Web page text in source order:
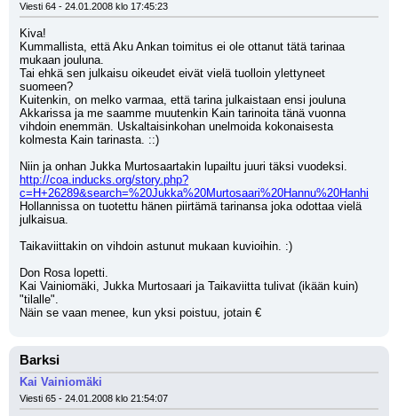
Viesti 64 - 24.01.2008 klo 17:45:23
Kiva!
Kummallista, että Aku Ankan toimitus ei ole ottanut tätä tarinaa
mukaan jouluna.
Tai ehkä sen julkaisu oikeudet eivät vielä tuolloin ylettyneet
suomeen?
Kuitenkin, on melko varmaa, että tarina julkaistaan ensi jouluna
Akkarissa ja me saamme muutenkin Kain tarinoita tänä vuonna
vihdoin enemmän. Uskaltaisinkohan unelmoida kokonaisesta
kolmesta Kain tarinasta. ::)
Niin ja onhan Jukka Murtosaartakin lupailtu juuri täksi vuodeksi.
http://coa.inducks.org/story.php?
c=H+26289&search=%20Jukka%20Murtosaari%20Hannu%20Hanhi
Hollannissa on tuotettu hänen piirtämä tarinansa joka odottaa vielä
julkaisua.
Taikaviittakin on vihdoin astunut mukaan kuvioihin. :)
Don Rosa lopetti.
Kai Vainiomäki, Jukka Murtosaari ja Taikaviitta tulivat (ikään kuin)
"tilalle".
Näin se vaan menee, kun yksi poistuu, jotain €
Barksi
Kai Vainiomäki
Viesti 65 - 24.01.2008 klo 21:54:07